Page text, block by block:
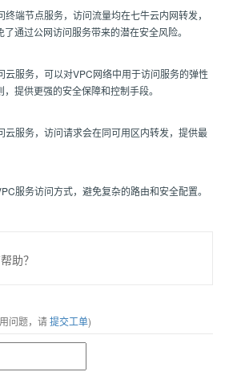
端节点服务，访问流量均在七牛云内网转发，
通过公网访问服务带来的潜在安全风险。
云服务，可以对VPC网络中用于访问服务的弹性
提供更强的安全保障和控制手段。
云服务，访问请求会在同可用区内转发，提供最
服务访问方式，避免复杂的路由和安全配置。
助？
问题，请提交工单)